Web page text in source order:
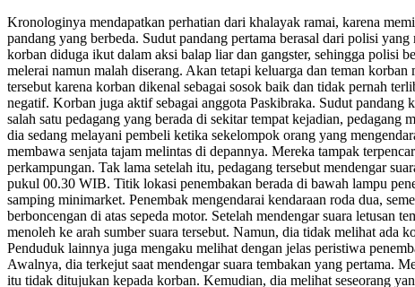
Kronologinya mendapatkan perhatian dari khalayak ramai, karena
pandang yang berbeda. Sudut pandang pertama berasal dari polisi yang
korban diduga ikut dalam aksi balap liar dan gangster, sehingga polisi
melerai namun malah diserang. Akan tetapi keluarga dan teman korban
tersebut karena korban dikenal sebagai sosok baik dan tidak pernah
negatif. Korban juga aktif sebagai anggota Paskibraka. Sudut pandang
salah satu pedagang yang berada di sekitar tempat kejadian, pedagang
dia sedang melayani pembeli ketika sekelompok orang yang
membawa senjata tajam melintas di depannya. Mereka tampak
perkampungan. Tak lama setelah itu, pedagang tersebut mendengar
pukul 00.30 WIB. Titik lokasi penembakan berada di bawah lampu
samping minimarket. Penembak mengendarai kendaraan roda dua,
berboncengan di atas sepeda motor. Setelah mendengar suara letusan
menoleh ke arah sumber suara tersebut. Namun, dia tidak melihat ada
Penduduk lainnya juga mengaku melihat dengan jelas peristiwa
Awalnya, dia terkejut saat mendengar suara tembakan yang pertama.
itu tidak ditujukan kepada korban. Kemudian, dia melihat seseorang